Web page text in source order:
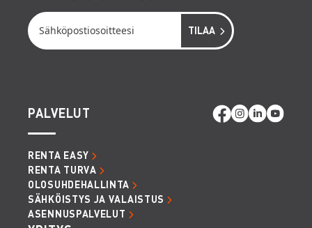
PALVELUT
RENTA EASY
RENTA TURVA
OLOSUHDEHALLINTA
SÄHKÖISTYS JA VALAISTUS
ASENNUSPALVELUT